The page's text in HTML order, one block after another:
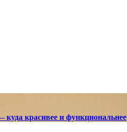
красивее и функциональнее